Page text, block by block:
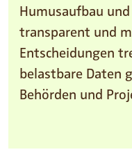
Humusaufbau
transparent und
Entscheidungen
belastbare Daten
Behörden und